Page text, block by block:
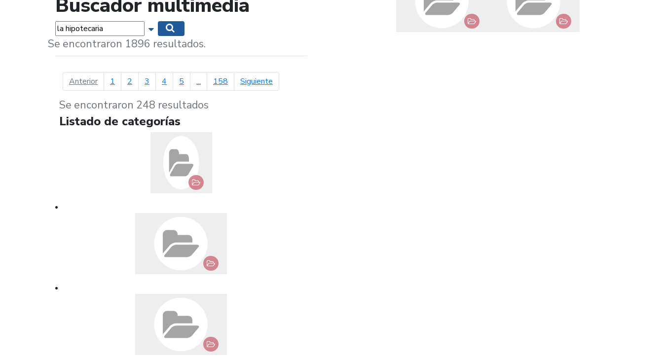
Buscador multimedia
Palabras... Mostrar opciones de búsqueda
Se encontraron 1896 resultados.
Anteriorpágina anterior
1 2 3 4 5 ... 158 Siguientepágina siguiente
Se encontraron 248 resultados
Listado de categorías